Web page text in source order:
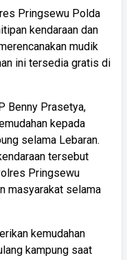
Pringsewu Polda
kendaraan dan
mudik
ini tersedia gratis di
Benny Prasetya,
kepada
selama Lebaran.
tersebut
Pringsewu
masyarakat selama
kemudahan
kampung saat